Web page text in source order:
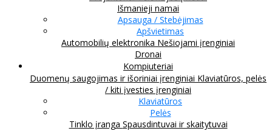
Išmanieji namai
Apsauga / Stebėjimas
Apšvietimas
Automobilių elektronika Nešiojami įrenginiai
Dronai
Kompiuteriai
Duomenų saugojimas ir išoriniai įrenginiai Klaviatūros, pelės
/ kiti įvesties įrenginiai
Klaviatūros
Pelės
Tinklo įranga Spausdintuvai ir skaitytuvai